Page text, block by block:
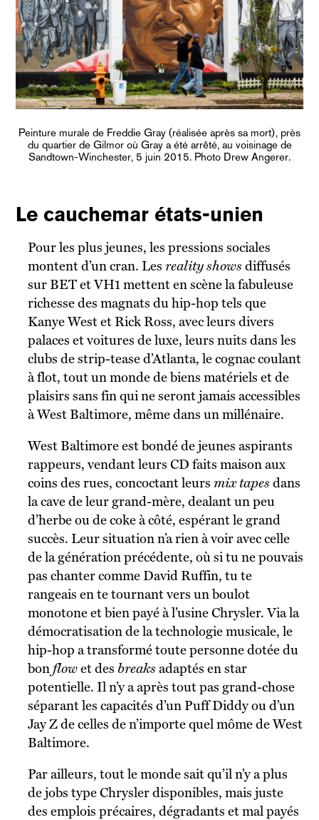
Peinture murale de Freddie Gray (réalisée après sa mort), près
du quartier de Gilmor où Gray a été arrêté, au voisinage de
Sandtown-Winchester, 5 juin 2015. Photo Drew Angerer.
Le cauchemar états-unien
Pour les plus jeunes, les pressions sociales
montent d’un cran. Les reality shows diffusés
sur BET et VH1 mettent en scène la fabuleuse
richesse des magnats du hip-hop tels que
Kanye West et Rick Ross, avec leurs divers
palaces et voitures de luxe, leurs nuits dans les
clubs de strip-tease d’Atlanta, le cognac coulant
à flot, tout un monde de biens matériels et de
plaisirs sans fin qui ne seront jamais accessibles
à West Baltimore, même dans un millénaire.
West Baltimore est bondé de jeunes aspirants
rappeurs, vendant leurs CD faits maison aux
coins des rues, concoctant leurs mix tapes dans
la cave de leur grand-mère, dealant un peu
d’herbe ou de coke à côté, espérant le grand
succès. Leur situation n’a rien à voir avec celle
de la génération précédente, où si tu ne pouvais
pas chanter comme David Ruffin, tu te
rangeais en te tournant vers un boulot
monotone et bien payé à l’usine Chrysler. Via la
démocratisation de la technologie musicale, le
hip-hop a transformé toute personne dotée du
bon flowet des breaks adaptés en star
potentielle. Il n’y a après tout pas grand-chose
séparant les capacités d’un Puff Diddy ou d’un
Jay Z de celles de n’importe quel môme de West
Baltimore.
Par ailleurs, tout le monde sait qu’il n’y a plus
de jobs type Chrysler disponibles, mais juste
des emplois précaires, dégradants et mal payés